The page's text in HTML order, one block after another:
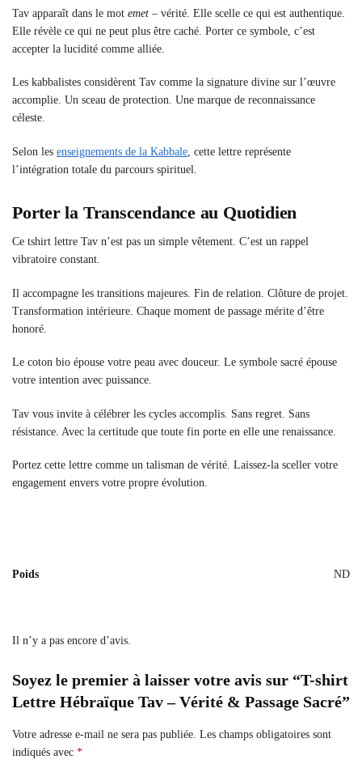
Tav apparaît dans le mot emet – vérité. Elle scelle ce qui est authentique.
Elle révèle ce qui ne peut plus être caché. Porter ce symbole, c’est
accepter la lucidité comme alliée.
Les kabbalistes considèrent Tav comme la signature divine sur l’œuvre
accomplie. Un sceau de protection. Une marque de reconnaissance
céleste.
Selon les enseignements de la Kabbale , cette lettre représente
l’intégration totale du parcours spirituel.
Porter la Transcendance au Quotidien
Ce tshirt lettre Tav n’est pas un simple vêtement. C’est un rappel
vibratoire constant.
Il accompagne les transitions majeures. Fin de relation. Clôture de projet.
Transformation intérieure. Chaque moment de passage mérite d’être
honoré.
Le coton bio épouse votre peau avec douceur. Le symbole sacré épouse
votre intention avec puissance.
Tav vous invite à célébrer les cycles accomplis. Sans regret. Sans
résistance. Avec la certitude que toute fin porte en elle une renaissance.
Portez cette lettre comme un talisman de vérité. Laissez-la sceller votre
engagement envers votre propre évolution.
Poids ND
Il n’y a pas encore d’avis.
Soyez le premier à laisser votre avis sur “T-shirt
Lettre Hébraïque Tav – Vérité & Passage Sacré”
Votre adresse e-mail ne sera pas publiée. Les champs obligatoires sont
indiqués avec *